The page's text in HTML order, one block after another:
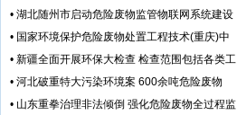
• 湖北随州市启动危险废物监管物联网系统建设
• 国家环境保护危险废物处置工程技术(重庆)中
• 新疆全面开展环保大检查 检查范围包括各类工
• 河北破重特大污染环境案 600余吨危险废物
• 山东重拳治理非法倾倒 强化危险废物全过程监